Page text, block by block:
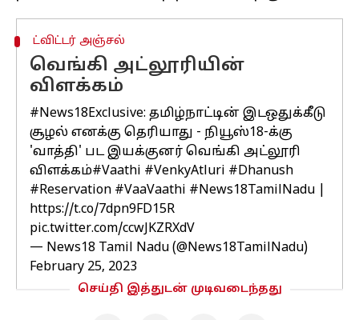
ட்விட்டர் அஞ்சல்
வெங்கி அட்லூரியின்
விளக்கம்
#News18Exclusive: தமிழ்நாட்டின் இடஒதுக்கீடு
சூழல் எனக்கு தெரியாது - நியூஸ்18-க்கு
'வாத்தி' பட இயக்குனர் வெங்கி அட்லூரி
விளக்கம்#Vaathi #VenkyAtluri #Dhanush
#Reservation #VaaVaathi #News18TamilNadu
https://t.co/7dpn9FD15R
pic.twitter.com/ccwJKZRXdV
— News18 Tamil Nadu (@News18TamilNadu)
February 25, 2023
செய்தி இத்துடன் முடிவடைந்தது